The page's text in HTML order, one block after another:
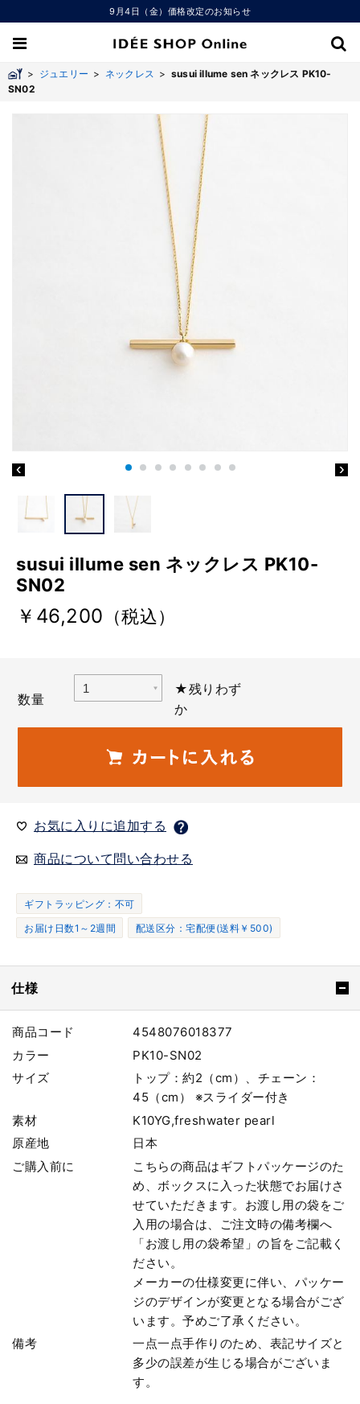
9月4日（金）価格改定のお知らせ
> ジュエリー > ネックレス >susui illume sen ネックレス PK10-
SN02
susui illume sen ネックレス PK10-
SN02
￥46,200 （税込）
数量
★残りわず
か
お気に入りに追加する
商品について問い合わせる
ギフトラッピング：不可
お届け日数1～2週間
配送区分：宅配便(送料￥500)
仕様
商品コード
4548076018377
カラー
PK10-SN02
サイズ
トップ：約2（cm）、チェーン：
45（cm） ※スライダー付き
素材
K10YG,freshwater pearl
原産地
日本
ご購入前に
こちらの商品はギフトパッケージのた
め、ボックスに入った状態でお届けさ
せていただきます。お渡し用の袋をご
入用の場合は、ご注文時の備考欄へ
「お渡し用の袋希望」の旨をご記載く
ださい。
メーカーの仕様変更に伴い、パッケー
ジのデザインが変更となる場合がござ
います。予めご了承ください。
備考
一点一点手作りのため、表記サイズと
多少の誤差が生じる場合がございま
す。